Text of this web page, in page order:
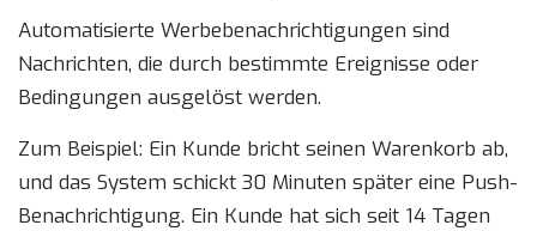
Automatisierte Werbebenachrichtigungen sind
Nachrichten, die durch bestimmte Ereignisse oder
Bedingungen ausgelöst werden.
Zum Beispiel: Ein Kunde bricht seinen Warenkorb ab,
und das System schickt 30 Minuten später eine Push-
Benachrichtigung. Ein Kunde hat sich seit 14 Tagen